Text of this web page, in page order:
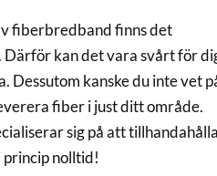
fiberbredband finns det
kan det vara svårt för
Dessutom kanske du inte vet
fiber i just ditt område.
sig på att tillhandahålla
princip nolltid!